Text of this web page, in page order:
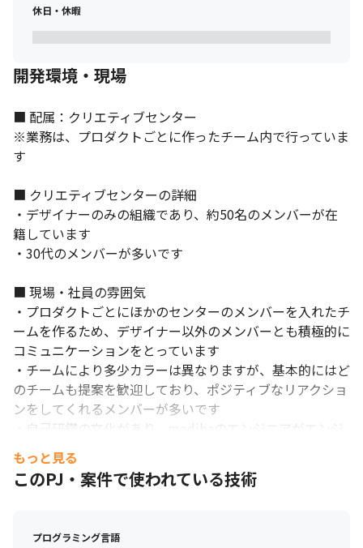
休日・休暇
開発環境・現場
■ 配属：クリエティブセンター
※業務は、プロダクトごとに作ったチーム内で行っていま
す
■ クリエティブセンターの詳細
・デザイナーのみの組織であり、約50名のメンバーが在
籍しています
・30代のメンバーが多いです
■ 現場・社員の雰囲気
・プロダクトごとにほかのセンターのメンバーを入れたチ
ームを作るため、デザイナー以外のメンバーとも積極的に
コミュニケーションをとっています
・チームにより多少カラーは異なりますが、基本的にはど
のチームも提案を歓迎しており、ポジティブなリアクショ
ンをしてくれるメンバーが多いです
・自己研鑽の文化があり、medibaのエンジニアがエンジ
ニアリングにまつわるさまざまな情報を幅広く発信してい
くオープンな社外イベント「mediba Tech Cafe」や、
medibaのクリエイター、エンジニア、データアナリスト
もっと見る
このPJ・案件で使われている技術
プログラミング言語